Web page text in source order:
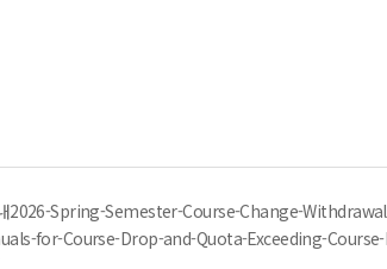
내2026-Spring-Semester-Course-Change-
for-Course-Drop-and-Quota-Exceeding-